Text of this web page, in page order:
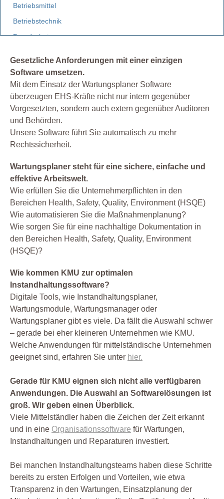
Betriebsmittel
Betriebstechnik
Brandschutz
Etiketten
Facility Management
Fuhrpark
Gebäudemanagement
Gefahrstoff
Gefährdungsbeurteilung
Instandhaltung
Leiterprüfung
Organisation
Produktion
Prüfen
Prüfmittel Messmittel
Prüfplaner
Prüfung
Prüfung Arbeitsmittel
Prüfung Fuhrpark
Reparatur
Service
Sicherheit
Software
Sonstiges
Unterweisung
Wartung
Werkstatt
Gesetzliche Anforderungen mit einer einzigen
Software umsetzen.
Mit dem Einsatz der Wartungsplaner Software
überzeugen EHS-Kräfte nicht nur intern gegenüber
Vorgesetzten, sondern auch extern gegenüber Auditoren
und Behörden.
Unsere Software führt Sie automatisch zu mehr
Rechtssicherheit.
Wartungsplaner steht für eine sichere, einfache und
effektive Arbeitswelt.
Wie erfüllen Sie die Unternehmerpflichten in den
Bereichen Health, Safety, Quality, Environment (HSQE)
Wie automatisieren Sie die Maßnahmenplanung?
Wie sorgen Sie für eine nachhaltige Dokumentation in
den Bereichen Health, Safety, Quality, Environment
(HSQE)?
Wie kommen KMU zur optimalen
Instandhaltungssoftware?
Digitale Tools, wie Instandhaltungsplaner,
Wartungsmodule, Wartungsmanager oder
Wartungsplaner gibt es viele. Da fällt die Auswahl schwer
– gerade bei eher kleineren Unternehmen wie KMU.
Welche Anwendungen für mittelständische Unternehmen
geeignet sind, erfahren Sie unter hier.
Gerade für KMU eignen sich nicht alle verfügbaren
Anwendungen. Die Auswahl an Softwarelösungen ist
groß. Wir geben einen Überblick.
Viele Mittelständler haben die Zeichen der Zeit erkannt
und in eine Organisationssoftware für Wartungen,
Instandhaltungen und Reparaturen investiert.
Bei manchen Instandhaltungsteams haben diese Schritte
bereits zu ersten Erfolgen und Vorteilen, wie etwa
Transparenz in den Wartungen, Einsatzplanung der